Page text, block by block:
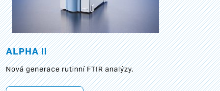
ALPHA II
Nová generace rutinní FTIR analýzy.